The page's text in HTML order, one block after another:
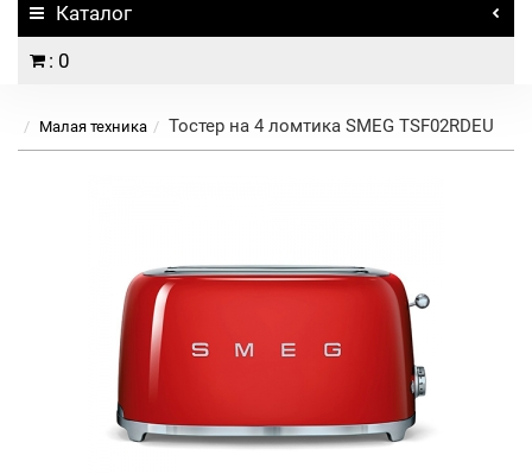
Каталог
: 0
Малая техника Тостер на 4 ломтика SMEG TSF02RDEU